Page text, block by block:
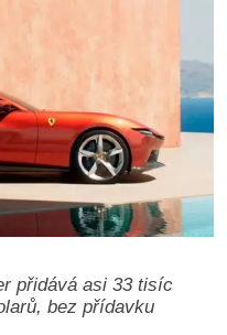
přidává asi 33 tisíc
bez přídavku